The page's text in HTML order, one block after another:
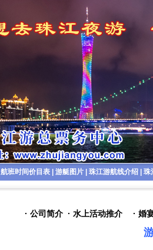
航班时间价目表| 游艇图片| 珠江游航线介绍| 珠
· 公司简介 · 水上活动推介 · 婚